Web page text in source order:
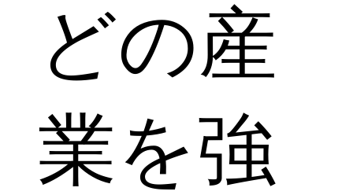
どの産
業を強